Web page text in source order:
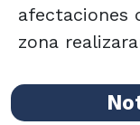
afectaciones
zona